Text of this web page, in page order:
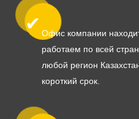
Офис компании
работаем по всей
любой регион
короткий срок.